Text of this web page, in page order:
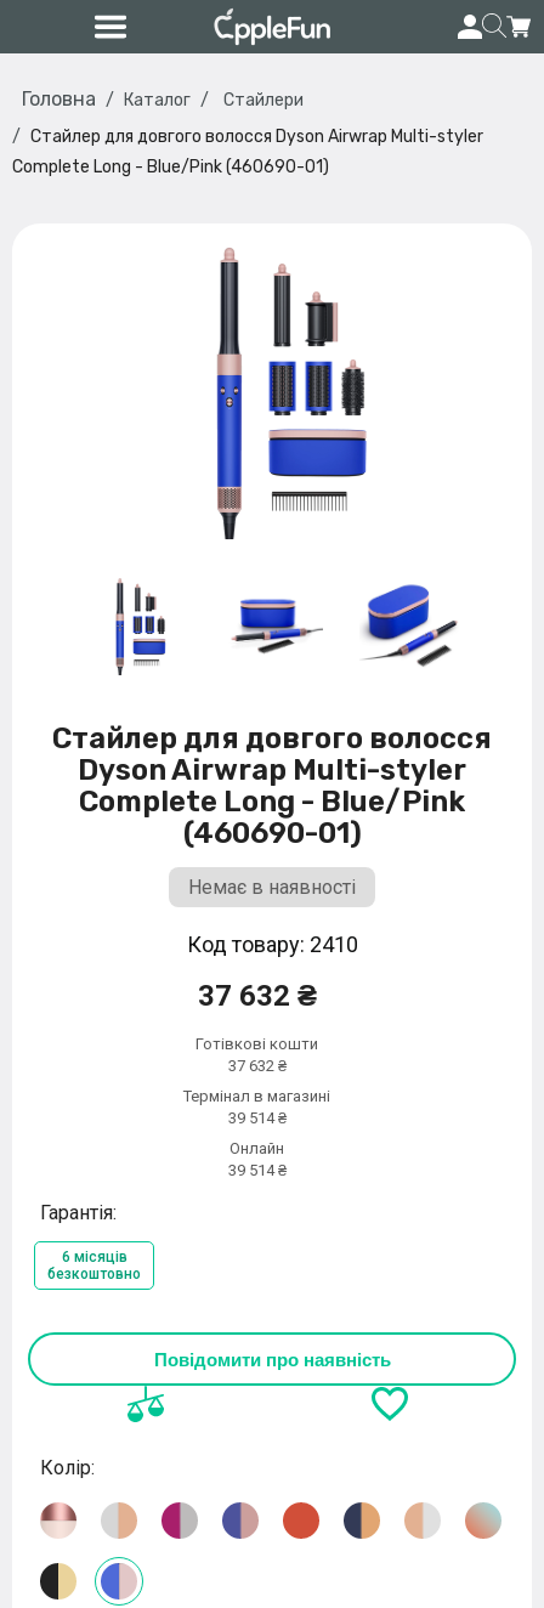
Головна Каталог
Стайлери
Стайлер для довгого волосся Dyson Airwrap Multi-styler
Complete Long - Blue/Pink (460690-01)
Стайлер для довгого волосся
Dyson Airwrap Multi-styler
Complete Long - Blue/Pink
(460690-01)
Немає в наявності
Код товару: 2410
37 632 ₴
Готівкові кошти
37 632 ₴
Термінал в магазині
39 514 ₴
Онлайн
39 514 ₴
Гарантія:
6 місяців
безкоштовно
Повідомити про наявність
Колір: